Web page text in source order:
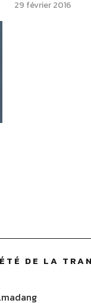
29 février 2016
DE LA